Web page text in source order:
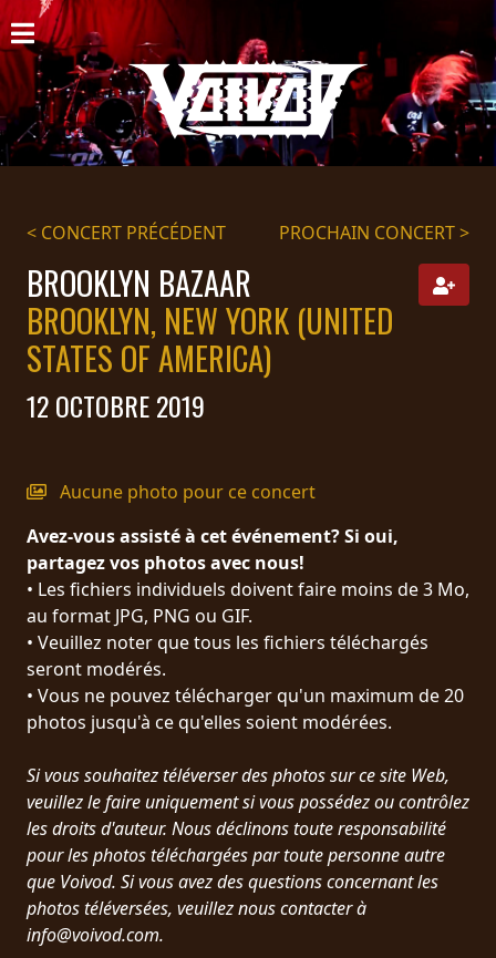
ACCUEIL
NOUVELLES
CONCERTS
DISCOGRAPHIE
GALERIE
BIO
PANIER
MAGASIN
PRESSE
PIGGY
CONTACT
CONNEXION
SOMMES
CONNECTÉS
CONDITIONS
D'UTILISATION
POLITIQUE
DE
CONFIDENTIALITÉ
< CONCERT PRÉCÉDENT PROCHAIN CONCERT >
BROOKLYN BAZAAR
BROOKLYN, NEW YORK (UNITED
STATES OF AMERICA)
12 OCTOBRE 2019
Aucune photo pour ce concert
Avez-vous assisté à cet événement? Si oui,
partagez vos photos avec nous!
• Les fichiers individuels doivent faire moins de 3 Mo,
au format JPG, PNG ou GIF.
• Veuillez noter que tous les fichiers téléchargés
seront modérés.
• Vous ne pouvez télécharger qu'un maximum de 20
photos jusqu'à ce qu'elles soient modérées.
Si vous souhaitez téléverser des photos sur ce site Web,
veuillez le faire uniquement si vous possédez ou contrôlez
les droits d'auteur. Nous déclinons toute responsabilité
pour les photos téléchargées par toute personne autre
que Voivod. Si vous avez des questions concernant les
photos téléversées, veuillez nous contacter à
info@voivod.com.